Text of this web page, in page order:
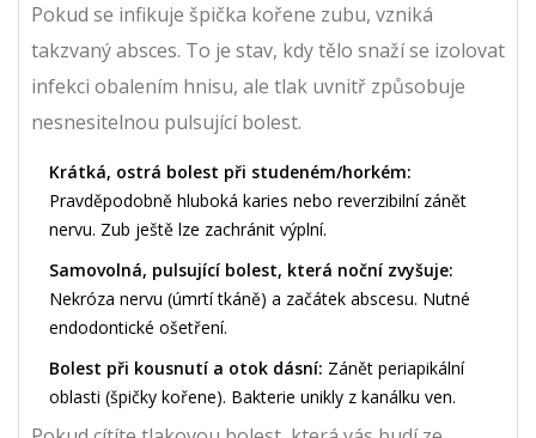
Pokud se infikuje špička kořene zubu, vzniká
takzvaný absces. To je stav, kdy tělo snaží se izolovat
infekci obalením hnisu, ale tlak uvnitř způsobuje
nesnesitelnou pulsující bolest.
Krátká, ostrá bolest při studeném/horkém:
Pravděpodobně hluboká karies nebo reverzibilní zánět
nervu. Zub ještě lze zachránit výplní.
Samovolná, pulsující bolest, která noční zvyšuje:
Nekróza nervu (úmrtí tkáně) a začátek abscesu. Nutné
endodontické ošetření.
Bolest při kousnutí a otok dásní: Zánět periapikální
oblasti (špičky kořene). Bakterie unikly z kanálku ven.